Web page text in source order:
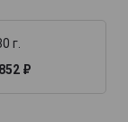
г.
₽